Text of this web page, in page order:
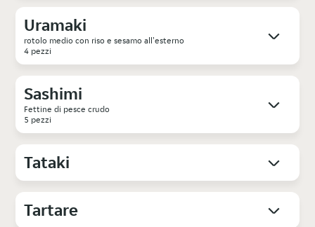
Uramaki
rotolo medio con riso e sesamo all'esterno
4 pezzi
Sashimi
Fettine di pesce crudo
5 pezzi
Tataki
Tartare